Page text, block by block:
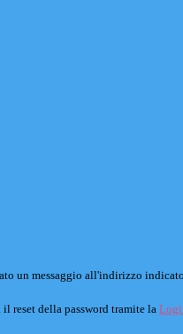
un messaggio all'indirizzo
reset della password tramite la